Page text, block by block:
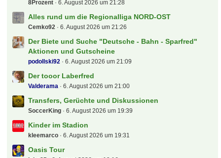
8Prozent 6. August 2026 um 21:28
Alles rund um die Regionalliga NORD-OST
Cemko92 6. August 2026 um 21:26
Der Biete und Suche "Deutsche - Bahn - Sparfred"
Aktionen und Gutscheine
podollski92 6. August 2026 um 21:09
Der tooor Laberfred
Valderama 6. August 2026 um 21:00
Transfers, Gerüchte und Diskussionen
SoccerKing 6. August 2026 um 19:39
Kinder im Stadion
kleemarco 6. August 2026 um 19:31
Oasis Tour